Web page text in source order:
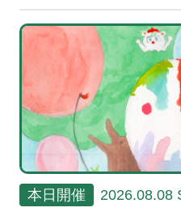
本日開催 2026.08.08